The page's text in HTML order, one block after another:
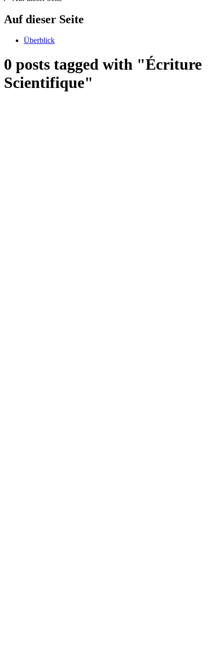
Auf dieser Seite
Überblick
0 posts tagged with "Écriture
Scientifique"